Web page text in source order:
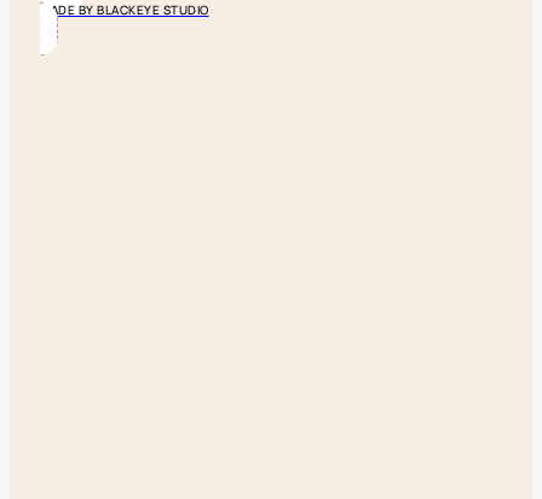
MADE BY BLACKEYE STUDIO